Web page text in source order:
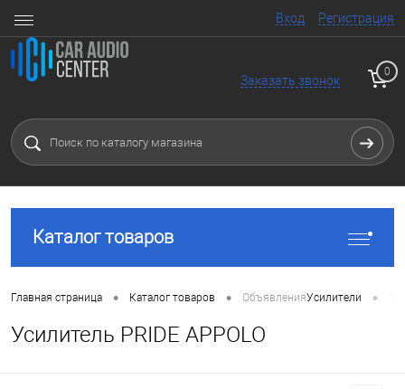
Вход Регистрация
Заказать звонок
0
Каталог товаров
Главная страница • Каталог товаров • ОбъявленияУсилители •
Усилитель PRIDE APPOLO